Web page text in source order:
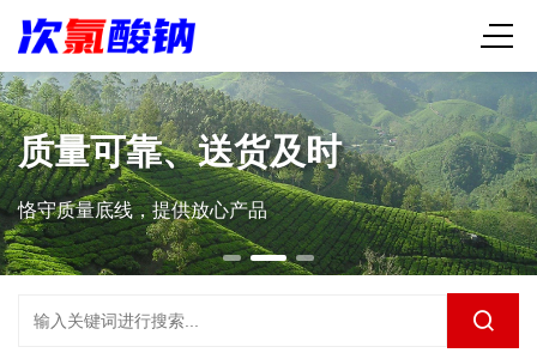
质量可靠、送货及时
恪守质量底线，提供放心产品